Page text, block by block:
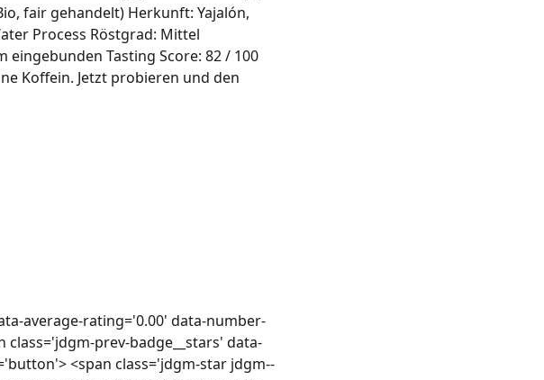
fair gehandelt) Herkunft: Yajalón,
Process Röstgrad: Mittel
eingebunden Tasting Score: 82 / 100
Koffein. Jetzt probieren und den
average-rating='0.00' data-number-
prev-badge__stars' data-
<span class='jdgm-star jdgm--